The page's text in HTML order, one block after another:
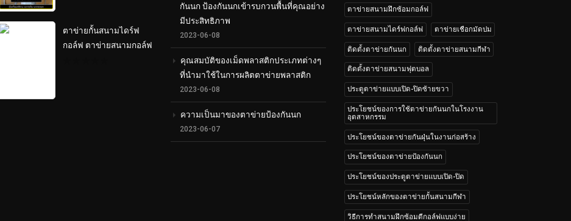
5
ตาข่ายกั้นสนามไดร์ฟ
กอล์ฟ ตาข่ายสนามกอล์ฟ
กันนก ป้องกันนกเข้ารบกวนพื้นที่คุณอย่าง
มีประสิทธิภาพ
2023-06-08
คุณสมบัติของเม็ดพลาสติกประเภทต่างๆ
ที่นำมาใช้ในการผลิตตาข่ายพลาสติก
2023-06-08
ความเป็นมาของตาข่ายป้องกันนก
2023-06-07
ตาข่ายสนามฝึกซ้อมกอล์ฟ
ตาข่ายสนามไดร์ฟกอล์ฟ ตาข่ายเชือกมัดปม
ติดตั้งตาข่ายกันนก ติดตั้งตาข่ายสนามกีฬา
ติดตั้งตาข่ายสนามฟุตบอล
ประตูตาข่ายแบบเปิด-ปิดซ้ายขวา
ประโยชน์ของการใช้ตาข่ายกันนกในโรงงาน
อุตสาหกรรม
ประโยชน์ของตาข่ายกันฝุ่นในงานก่อสร้าง
ประโยชน์ของตาข่ายป้องกันนก
ประโยชน์ของประตูตาข่ายแบบเปิด-ปิด
ประโยชน์หลักของตาข่ายกั้นสนามกีฬา
วิธีการทำสนามฝึกซ้อมตีกอล์ฟแบบง่าย